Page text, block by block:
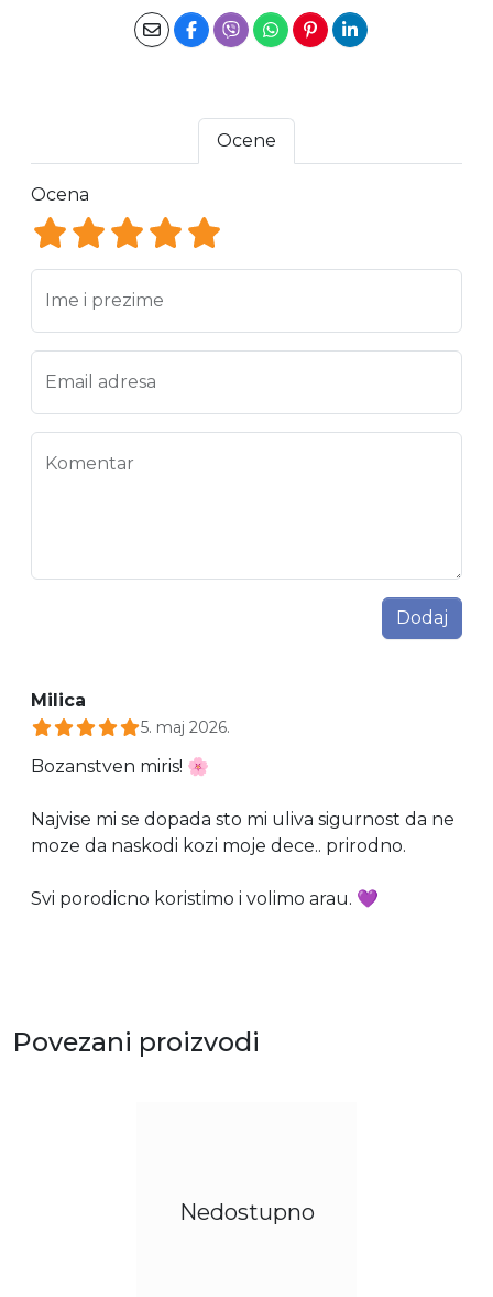
Ocene
Ocena
Ocena 5
Ocena 4
Ocena 3
Ocena 2
Ocena 1
Ime i prezime
Email adresa
Komentar
Dodaj
Milica
5. maj 2026.
Bozanstven miris! 🌸
Najvise mi se dopada sto mi uliva sigurnost da ne
moze da naskodi kozi moje dece.. prirodno.
Svi porodicno koristimo i volimo arau. 💜
Povezani proizvodi
Nedostupno